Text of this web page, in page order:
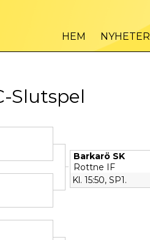
HEM NYHETER
Slutspel
Barkarö SK
Rottne IF
Kl. 15:50, SP1.